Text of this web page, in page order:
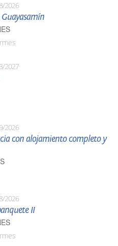
2026
2027
2026
con alojamiento completo y
2026
II